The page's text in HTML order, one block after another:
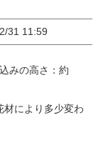
31 11:59
みの高さ：約
により多少変わ